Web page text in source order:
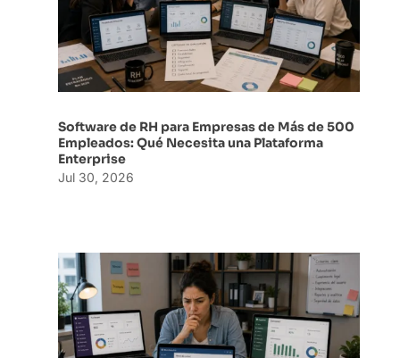
Software de RH para Empresas de Más de 500
Empleados: Qué Necesita una Plataforma
Enterprise
Jul 30, 2026